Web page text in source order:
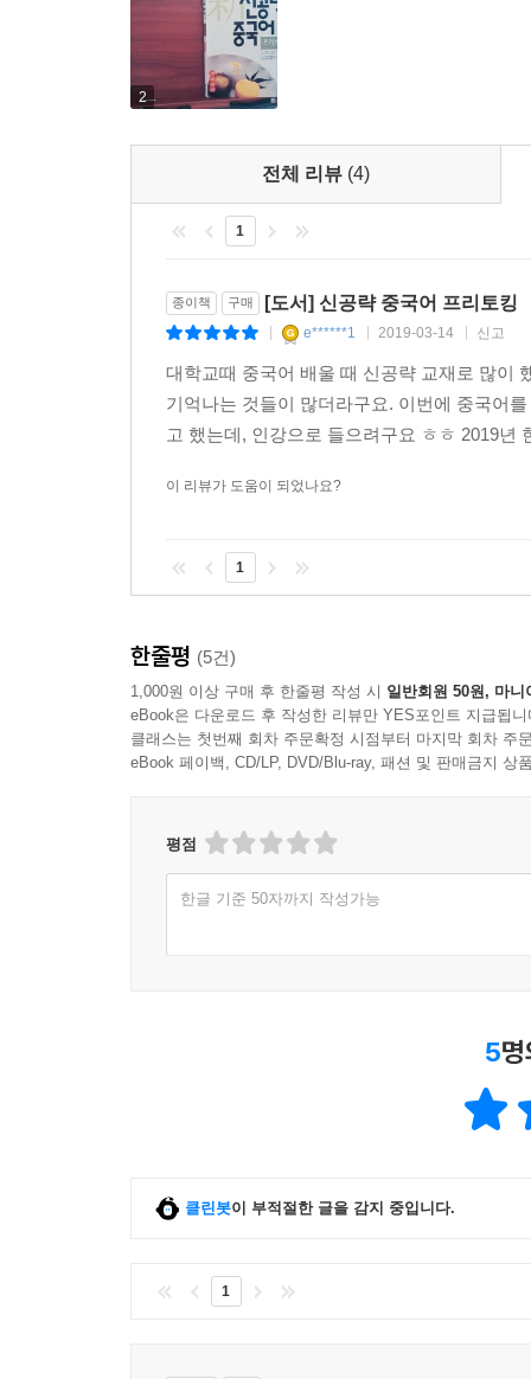
2
전체 리뷰 (4)
1
종이책 구매 [도서] 신공략 중국어 프리토킹
e******1 2019-03-14 신고
대학교때 중국어 배울 때 신공략 교재로 많이
기억나는 것들이 많더라구요. 이번에 중국어
고 했는데, 인강으로 들으려구요 ㅎㅎ 2019
이 리뷰가 도움이 되었나요?
1
한줄평 (5건)
1,000원 이상 구매 후 한줄평 작성 시 일반회원 50원, 마니
eBook은 다운로드 후 작성한 리뷰만 YES포인트 지급됩니
클래스는 첫번째 회차 주문확정 시점부터 마지막 회차 주
eBook 페이백, CD/LP, DVD/Blu-ray, 패션 및 판매금지 상
평점
한글 기준 50자까지 작성가능
5
클린봇이 부적절한 글을 감지 중입니다.
1